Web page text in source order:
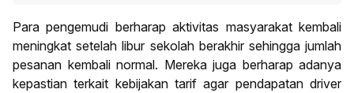
Para pengemudi berharap aktivitas masyarakat kembali
meningkat setelah libur sekolah berakhir sehingga jumlah
pesanan kembali normal. Mereka juga berharap adanya
kepastian terkait kebijakan tarif agar pendapatan driver